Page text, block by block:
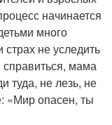
начинается
много
страх не уследить
мама
туда, не лезь, не
«Мир опасен, ты